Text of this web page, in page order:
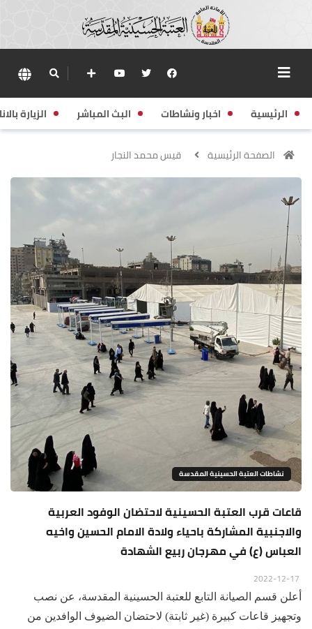
الرئيسية اخبار ونشاطات البث المباشر الزيارة
الصفحة الرئيسية قيس محمد النجار
نشاطات العتبة الحسينية المقدسة
قاعات قرب العتبة الحسينية لاحتضان الوفود العربية
والاجنبية المشاركة باحياء ولادة الامام الحسين واخيه
العباس (ع) في مهرجان ربيع الشهادة
أعلن قسم الصيانة التابع للعتبة الحسينية المقدسة، عن نصب
وتجهيز قاعات كبيرة (غير ثابتة) لاحتضان الضيوف الوافدين من